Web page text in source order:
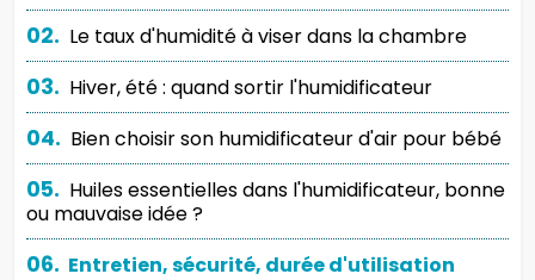
02. Le taux d'humidité à viser dans la chambre
03. Hiver, été : quand sortir l'humidificateur
04. Bien choisir son humidificateur d'air pour bébé
05. Huiles essentielles dans l'humidificateur, bonne
ou mauvaise idée ?
06. Entretien, sécurité, durée d'utilisation